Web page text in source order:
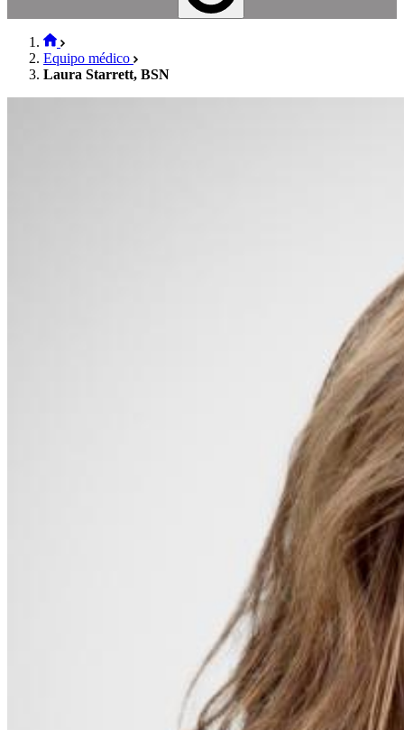
Equipo médico
Laura Starrett, BSN